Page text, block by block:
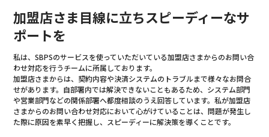
加盟店さま目線に立ちスピーディーなサ
ポートを
私は、SBPSのサービスを使っていただいている加盟店さまからのお問い合
わせ対応を行うチームに所属しております。
加盟店さまからは、契約内容や決済システムのトラブルまで様々なお問合
せがあります。自部署内では解決できないこともあるため、システム部門
や営業部門などの関係部署へ都度相談のうえ回答しています。私が加盟店
さまからのお問い合わせ対応において心がけていることは、問題が発生し
た際に原因を素早く把握し、スピーディーに解決策を導くことです。